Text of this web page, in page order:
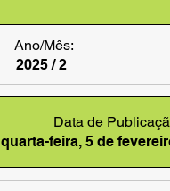
Ano/Mês:
2025 / 2
Data de
quarta-feira, 5 de